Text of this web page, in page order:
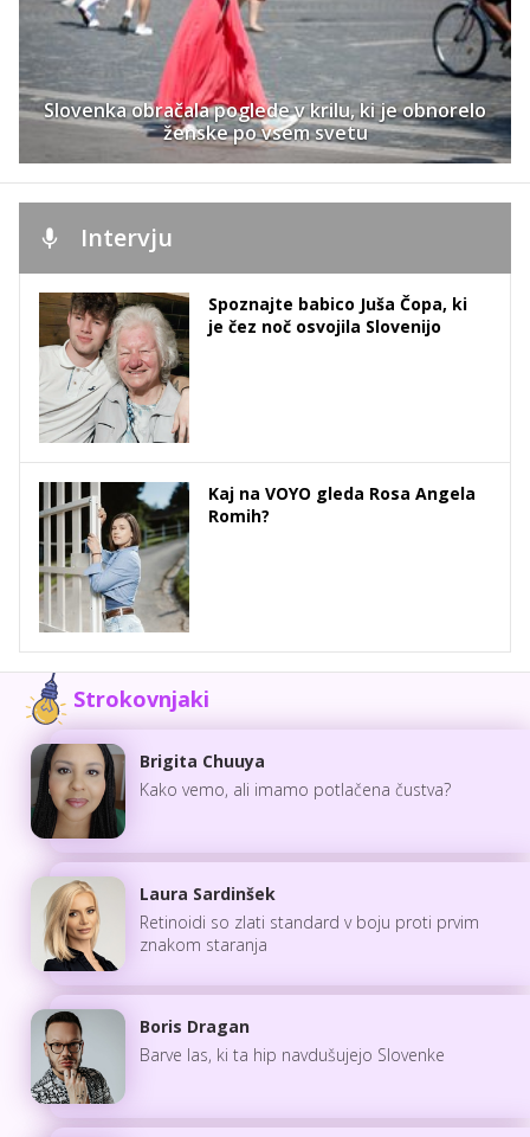
Slovenka obračala poglede v krilu, ki je obnorelo
ženske po vsem svetu
Intervju
Spoznajte babico Juša Čopa, ki
je čez noč osvojila Slovenijo
Kaj na VOYO gleda Rosa Angela
Romih?
Strokovnjaki
Brigita Chuuya
Kako vemo, ali imamo potlačena čustva?
Laura Sardinšek
Retinoidi so zlati standard v boju proti prvim
znakom staranja
Boris Dragan
Barve las, ki ta hip navdušujejo Slovenke